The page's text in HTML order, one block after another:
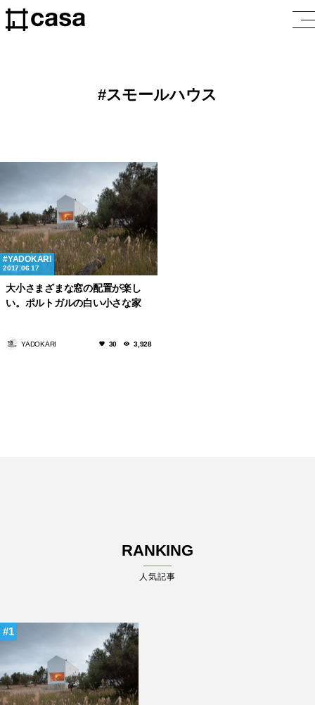
スモールハウス
YADOKARI
2017.06.17
大小さまざまな窓の配置が楽し
い。ポルトガルの白い小さな家
YADOKARI 30 3,928
RANKING
人気記事
1